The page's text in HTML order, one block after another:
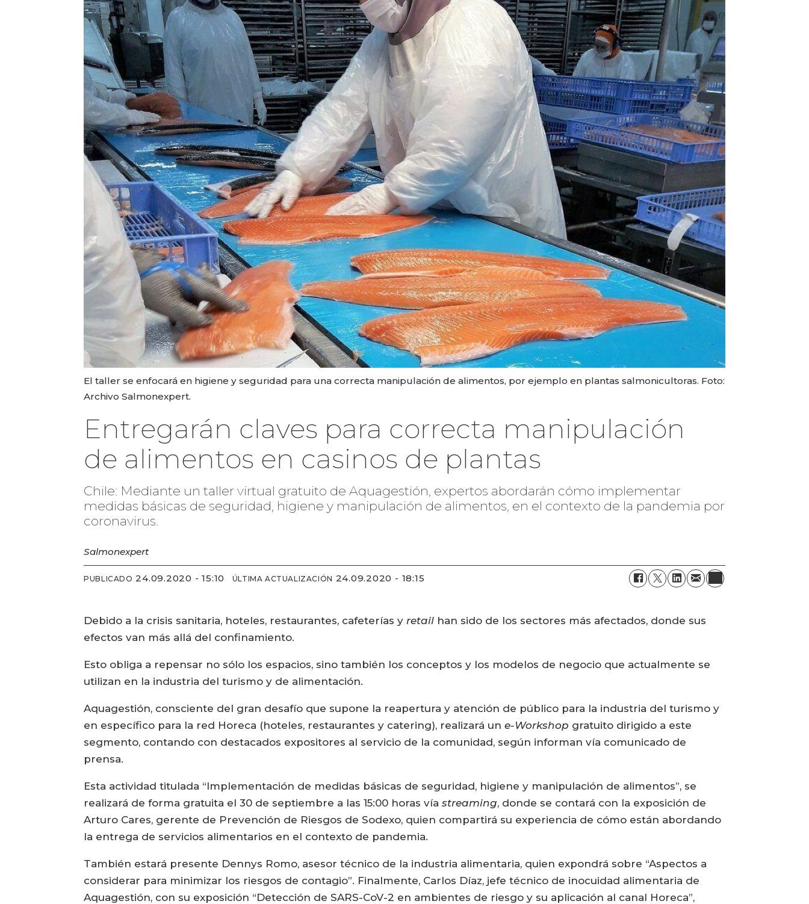
El taller se enfocará en higiene y seguridad para una correcta manipulación de alimentos, por ejemplo en plantas salmonicultoras. Foto:
Archivo Salmonexpert.
Entregarán claves para correcta manipulación
de alimentos en casinos de plantas
Chile: Mediante un taller virtual gratuito de Aquagestión, expertos abordarán cómo implementar
medidas básicas de seguridad, higiene y manipulación de alimentos, en el contexto de la pandemia por
coronavirus.
Salmonexpert
PUBLICADO 24.09.2020 - 15:10 ÚLTIMA ACTUALIZACIÓN 24.09.2020 - 18:15
Debido a la crisis sanitaria, hoteles, restaurantes, cafeterías y retail han sido de los sectores más afectados, donde sus
efectos van más allá del confinamiento.
Esto obliga a repensar no sólo los espacios, sino también los conceptos y los modelos de negocio que actualmente se
utilizan en la industria del turismo y de alimentación.
Aquagestión, consciente del gran desafío que supone la reapertura y atención de público para la industria del turismo y
en específico para la red Horeca (hoteles, restaurantes y catering), realizará une-Workshop gratuito dirigido a este
segmento, contando con destacados expositores al servicio de la comunidad, según informan vía comunicado de
prensa.
Esta actividad titulada “Implementación de medidas básicas de seguridad, higiene y manipulación de alimentos”, se
realizará de forma gratuita el 30 de septiembre a las 15:00 horas víastreaming, donde se contará con la exposición de
Arturo Cares, gerente de Prevención de Riesgos de Sodexo, quien compartirá su experiencia de cómo están abordando
la entrega de servicios alimentarios en el contexto de pandemia.
También estará presente Dennys Romo, asesor técnico de la industria alimentaria, quien expondrá sobre “Aspectos a
considerar para minimizar los riesgos de contagio”. Finalmente, Carlos Díaz, jefe técnico de inocuidad alimentaria de
Aquagestión, con su exposición “Detección de SARS-CoV-2 en ambientes de riesgo y su aplicación al canal Horeca”,